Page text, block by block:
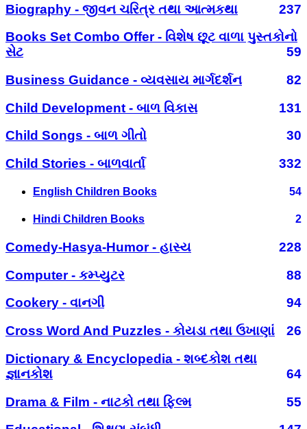
Biography - જીવન ચરિત્ર તથા આત્મકથા
237
Books Set Combo Offer - વિશેષ છૂટ વાળા પુસ્તકોનો
સેટ
59
Business Guidance - વ્યવસાય માર્ગદર્શન
82
Child Development - બાળ વિકાસ
131
Child Songs - બાળ ગીતો
30
Child Stories - બાળવાર્તા
332
English Children Books 54
Hindi Children Books 2
Comedy-Hasya-Humor - હાસ્ય
228
Computer - કમ્પ્યુટર
88
Cookery - વાનગી
94
Cross Word And Puzzles - કોયડા તથા ઉખાણાં
26
Dictionary & Encyclopedia - શબ્દકોશ તથા
જ્ઞાનકોશ
64
Drama & Film - નાટકો તથા ફિલ્મ
55